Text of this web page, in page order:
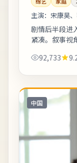
主演： 宋康昊
剧情后半段进
紧凑。叙事视
群请酌情观看
92,733
中国